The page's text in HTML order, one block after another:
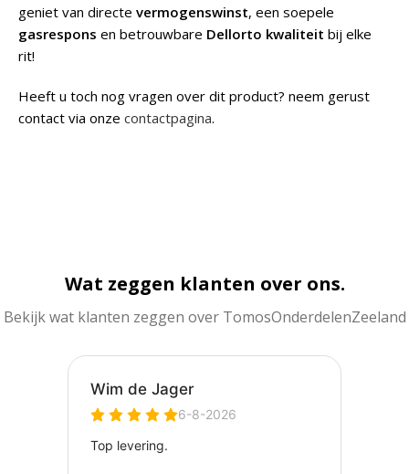
geniet van directe vermogenswinst, een soepele
gasrespons en betrouwbare Dellorto kwaliteit bij elke
rit!
Heeft u toch nog vragen over dit product? neem gerust
contact via onze contactpagina.
Wat zeggen klanten over ons.
Bekijk wat klanten zeggen over TomosOnderdelenZeeland